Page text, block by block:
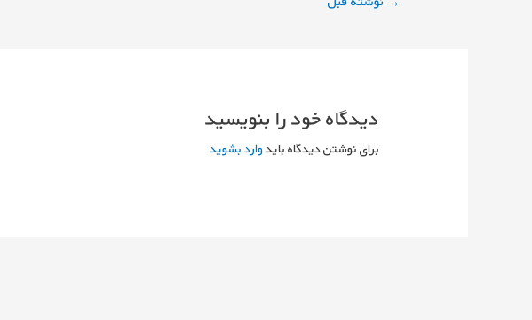
دیدگاه‌ خود را بنویسید
برای نوشتن دیدگاه بایدوارد بشوید.